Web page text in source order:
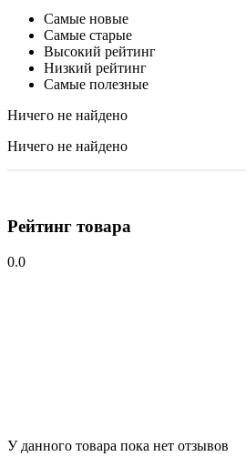
Самые новые
Самые старые
Высокий рейтинг
Низкий рейтинг
Самые полезные
Ничего не найдено
Ничего не найдено
Рейтинг товара
0.0
У данного товара пока нет отзывов